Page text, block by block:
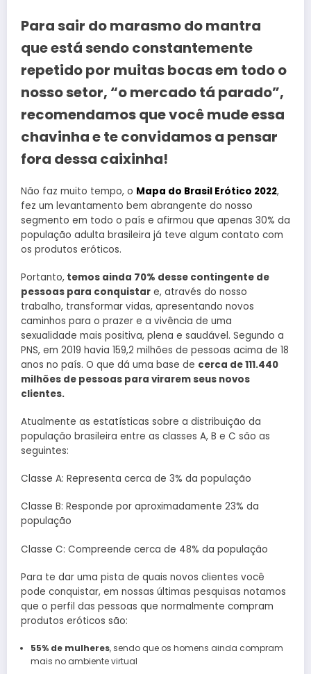
Para sair do marasmo do mantra
que está sendo constantemente
repetido por muitas bocas em todo o
nosso setor, “o mercado tá parado”,
recomendamos que você mude essa
chavinha e te convidamos a pensar
fora dessa caixinha!
Não faz muito tempo, o Mapa do Brasil Erótico 2022,
fez um levantamento bem abrangente do nosso
segmento em todo o país e afirmou que apenas 30% da
população adulta brasileira já teve algum contato com
os produtos eróticos.
Portanto, temos ainda 70% desse contingente de
pessoas para conquistar e, através do nosso
trabalho, transformar vidas, apresentando novos
caminhos para o prazer e a vivência de uma
sexualidade mais positiva, plena e saudável. Segundo a
PNS, em 2019 havia 159,2 milhões de pessoas acima de 18
anos no país. O que dá uma base de cerca de 111.440
milhões de pessoas para virarem seus novos
clientes.
Atualmente as estatísticas sobre a distribuição da
população brasileira entre as classes A, B e C são as
seguintes:
Classe A: Representa cerca de 3% da população
Classe B: Responde por aproximadamente 23% da
população
Classe C: Compreende cerca de 48% da população
Para te dar uma pista de quais novos clientes você
pode conquistar, em nossas últimas pesquisas notamos
que o perfil das pessoas que normalmente compram
produtos eróticos são:
55% de mulheres, sendo que os homens ainda compram
mais no ambiente virtual